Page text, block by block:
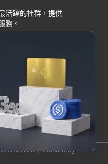
活躍的社群，提供
務。
交易所
Bybit
OKX
HOYA BIT
其他
reserved｜Hosted by